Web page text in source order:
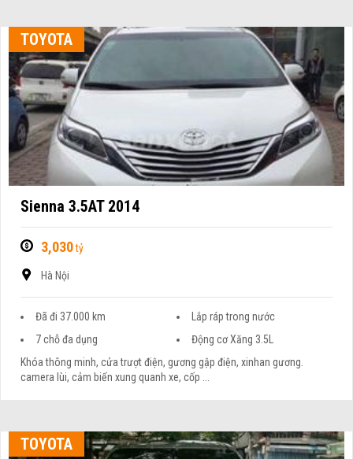
TOYOTA
Sienna 3.5AT 2014
3,030tỷ
Hà Nội
Đã đi 37.000 km
Lắp ráp trong nước
7 chỗ đa dụng
Động cơ Xăng 3.5L
Khóa thông minh, cửa trượt điện, gương gập điện, xinhan gương.
camera lùi, cảm biến xung quanh xe, cốp ...
TOYOTA